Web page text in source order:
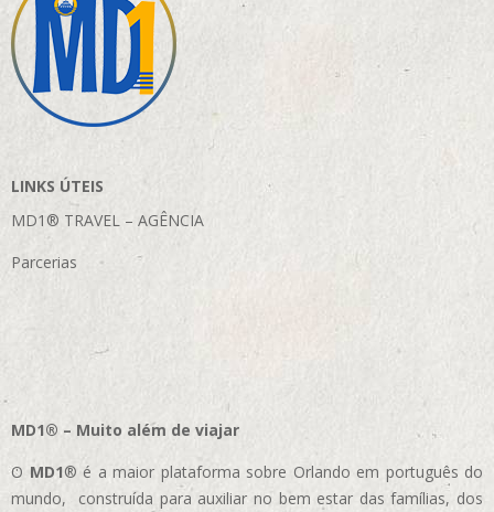
LINKS ÚTEIS
MD1® TRAVEL – AGÊNCIA
Parcerias
MD1® – Muito além de viajar
O MD1® é a maior plataforma sobre Orlando em português do
mundo, construída para auxiliar no bem estar das famílias, dos